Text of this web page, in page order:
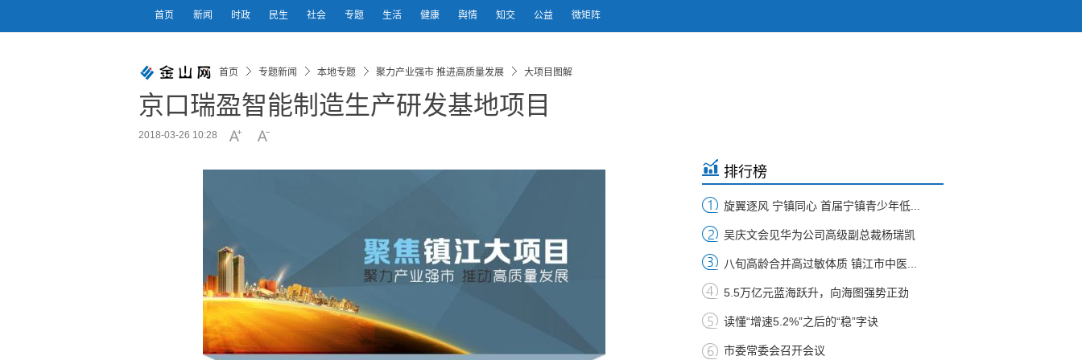
首页 新闻 时政 民生 社会 专题 生活 健康 舆情 知交 公益 微矩阵
首页 专题新闻 本地专题 聚力产业强市 推进高质量发展 大项目图解
京口瑞盈智能制造生产研发基地项目
2018-03-26 10:28
排行榜
旋翼逐风 宁镇同心 首届宁镇青少年低...
吴庆文会见华为公司高级副总裁杨瑞凯
八旬高龄合并高过敏体质 镇江市中医...
5.5万亿元蓝海跃升，向海图强势正劲
读懂“增速5.2%”之后的“稳”字诀
市委常委会召开会议